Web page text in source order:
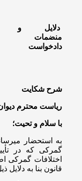
دلایل و
منضمات
دادخواست
شرح شکایت
ریاست محترم
با سلام و تحیت؛
به استحضار
گمرکی که در
اختلافات گمرکی
قانون بنا به دلایل